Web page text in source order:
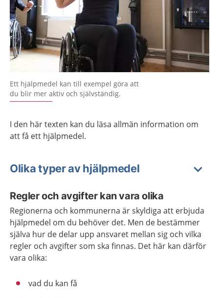
Ett hjälpmedel kan till exempel göra att
du blir mer aktiv och självständig.
I den här texten kan du läsa allmän information om
att få ett hjälpmedel.
Olika typer av hjälpmedel
Regler och avgifter kan vara olika
Regionerna och kommunerna är skyldiga att erbjuda
hjälpmedel om du behöver det. Men de bestämmer
själva hur de delar upp ansvaret mellan sig och vilka
regler och avgifter som ska finnas. Det här kan därför
vara olika:
vad du kan få